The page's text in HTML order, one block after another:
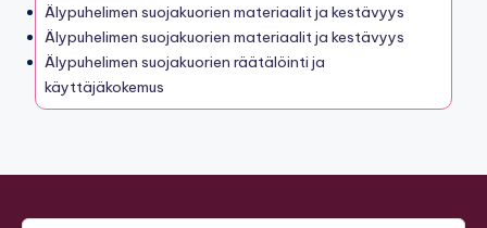
Älypuhelimen suojakuorien materiaalit ja kestävyys
Älypuhelimen suojakuorien materiaalit ja kestävyys
Älypuhelimen suojakuorien räätälöinti ja
käyttäjäkokemus